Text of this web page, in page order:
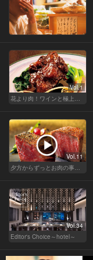
Vol.1
Vol.11
Vol.34
Editor's Choice～hotel～